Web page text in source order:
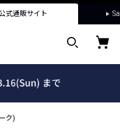
式通販サイト
ク)